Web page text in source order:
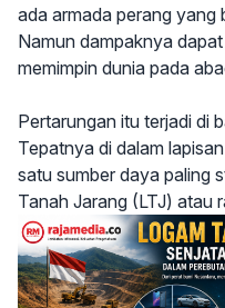
ada armada perang yang
Namun dampaknya
memimpin dunia pada
Pertarungan itu terjadi di
Tepatnya di dalam
satu sumber daya paling
Tanah Jarang (LTJ) atau